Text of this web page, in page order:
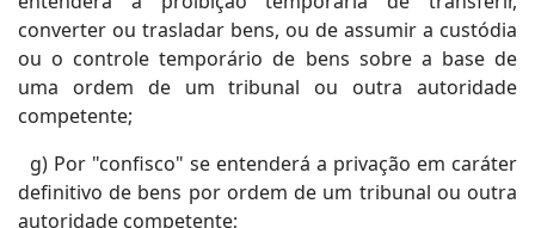
converter ou trasladar bens, ou de assumir a custódia
ou o controle temporário de bens sobre a base de
uma ordem de um tribunal ou outra autoridade
competente;
g) Por "confisco" se entenderá a privação em caráter
definitivo de bens por ordem de um tribunal ou outra
autoridade competente;